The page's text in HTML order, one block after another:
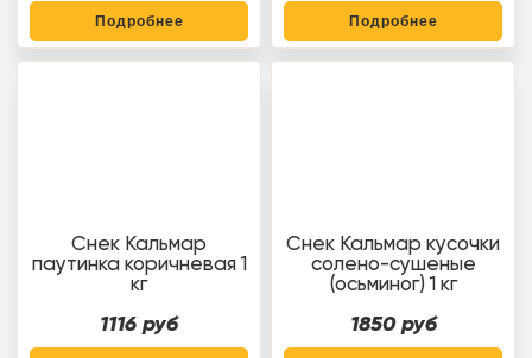
Подробнее Подробнее
Снек Кальмар
паутинка коричневая 1
кг
1116 руб
Снек Кальмар кусочки
солено-сушеные
(осьминог) 1 кг
1850 руб